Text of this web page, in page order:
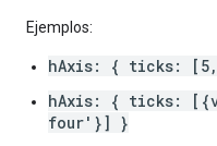
Ejemplos:
hAxis: { ticks:
hAxis: { ticks:
four'}] }